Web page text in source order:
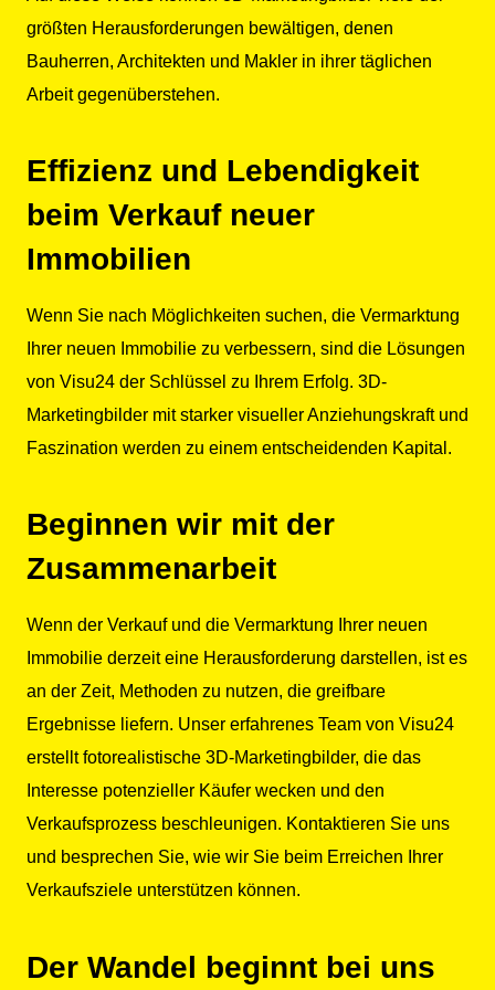
größten Herausforderungen bewältigen, denen
Bauherren, Architekten und Makler in ihrer täglichen
Arbeit gegenüberstehen.
Effizienz und Lebendigkeit
beim Verkauf neuer
Immobilien
Wenn Sie nach Möglichkeiten suchen, die Vermarktung
Ihrer neuen Immobilie zu verbessern, sind die Lösungen
von Visu24 der Schlüssel zu Ihrem Erfolg. 3D-
Marketingbilder mit starker visueller Anziehungskraft und
Faszination werden zu einem entscheidenden Kapital.
Beginnen wir mit der
Zusammenarbeit
Wenn der Verkauf und die Vermarktung Ihrer neuen
Immobilie derzeit eine Herausforderung darstellen, ist es
an der Zeit, Methoden zu nutzen, die greifbare
Ergebnisse liefern. Unser erfahrenes Team von Visu24
erstellt fotorealistische 3D-Marketingbilder, die das
Interesse potenzieller Käufer wecken und den
Verkaufsprozess beschleunigen. Kontaktieren Sie uns
und besprechen Sie, wie wir Sie beim Erreichen Ihrer
Verkaufsziele unterstützen können.
Der Wandel beginnt bei uns